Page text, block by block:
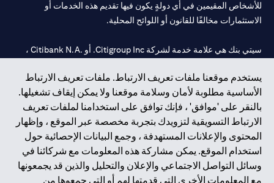
يستخدم موقعنا ملفات تعريف الارتباط. ملفات تعريف الارتباط
الأساسية مطلوبة لأمان وسلامة موقعنا ولا يمكن إيقاف تشغيلها.
بالنقر على 'موافق' ، فإنك توافق على استخدامنا لملفات تعريف
الارتباط التسويقية لتزويدك بتجربة مخصصة عبر الموقع ، وإظهار
المحتوى والإعلانات المستهدفة ، وجمع البيانات الإحصائية حول
استخدام الموقع. يمكن مشاركة هذه المعلومات مع شركائنا في
وسائل التواصل الاجتماعي والإعلان والتحليل والذين قد يجمعونها
مع المعلومات الأخرى التي قدمتها لهم أو التي جمعوها من
للأشخاص المقيمين في أي دولةٍ يكون فيها تقديم هذه الخدمات أو
الاستثمارات مخالفًا للقانون أو اللوائح المحلية.
سيتي بنك هي علامة خدمة لشركة Citigroup Inc. أو .Citibank N.A ،
سيتي بنك إن. إيه. الإمارات مسجل لدى مصرف الإمارات المركزي تحت
أرقام التراخيص 202563 لفرع الوصل في دبي، 531989 لفرع مول
الإمارات في دبي، وCN-1002019لفرع أبوظبي. هاتف: 4000 311 04.
فرع سيتي بنك إن إيه - الإمارات العربية المتحدة مرخص من مصرف
الإمارات العربية المتحدة المركزي كفرع لبنك أجنبي.
سيتي بنك إن إيه الإمارات العربية المتحدة مرخص من هيئة الأوراق المالية